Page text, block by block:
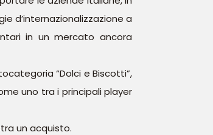
d’internazionalizzazione a
in un mercato ancora
“Dolci e Biscotti”,
uno tra i principali player
un acquisto.